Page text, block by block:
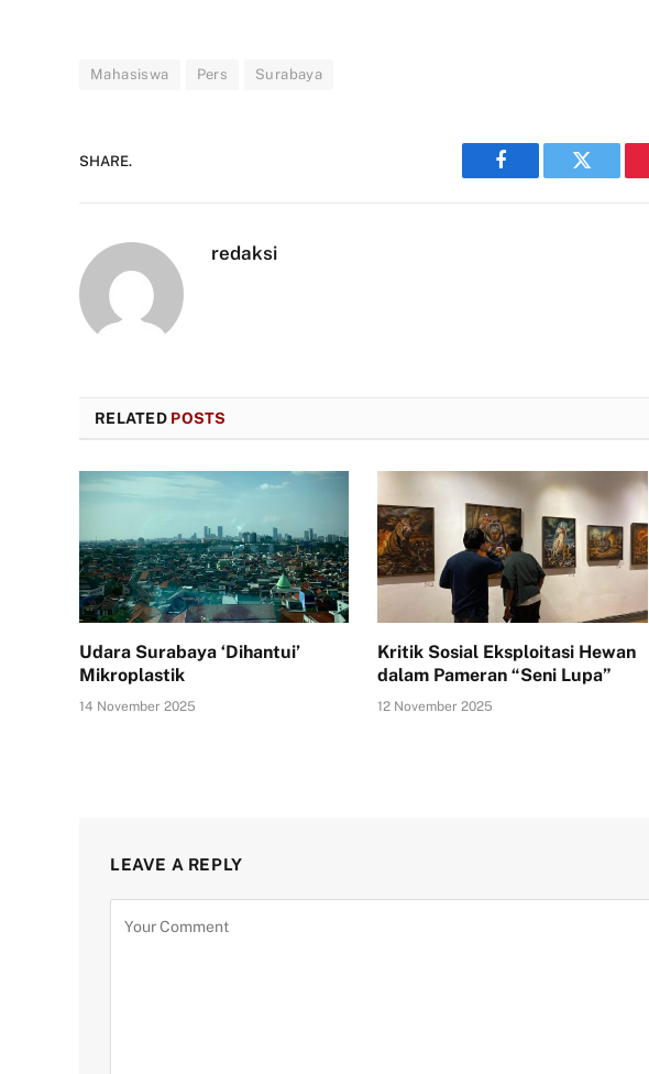
Mahasiswa Pers Surabaya
SHARE.
Facebook Twitter
redaksi
RELATED POSTS
Udara Surabaya ‘Dihantui’
Mikroplastik
14 November 2025
Kritik Sosial Eksploitasi Hewan
dalam Pameran “Seni Lupa”
12 November 2025
LEAVE A REPLY